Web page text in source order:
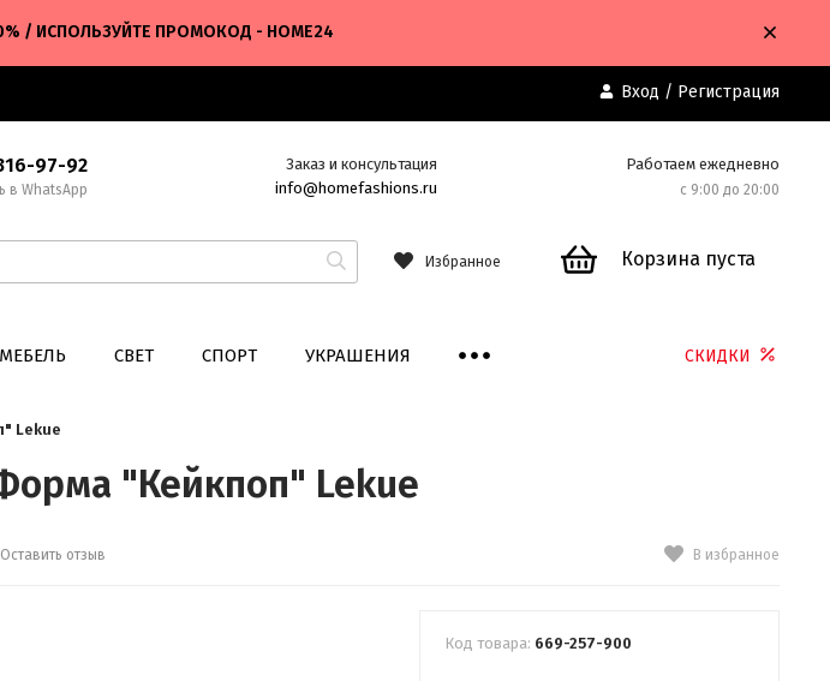
/ ИСПОЛЬЗУЙТЕ ПРОМОКОД - HOME24
Вход / Регистрация
97-92
в WhatsApp
Заказ и консультация
info@homefashions.ru
Работаем ежедневно
с 9:00 до 20:00
Избранное Корзина пуста
МЕБЕЛЬ СВЕТ СПОРТ УКРАШЕНИЯ СКИДКИ
Lekue
"Кейкпоп" Lekue
Оставить отзыв В избранное
Код товара: 669-257-900